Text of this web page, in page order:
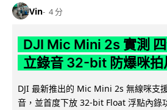
Vin 4 分
DJI Mic Mini 2s 實測
立錄音 32-bit 防爆咪拍
DJI 最新推出的 Mic Mini 2s 無線咪支
音，並首度下放 32-bit Float 浮點內錄